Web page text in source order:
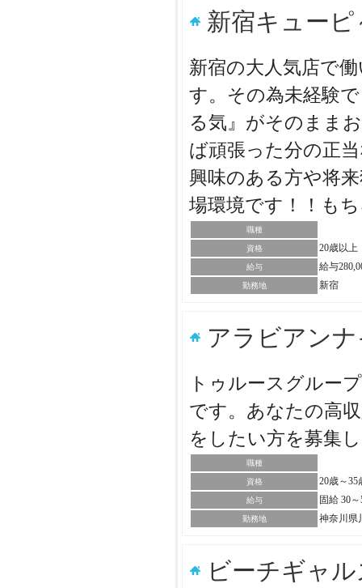
新宿キューピ
新宿の大人気店で
す。その為未経験
る気』がそのまま
ば頑張った分の正
興味のある方や将
場環境です！！も
職種
資格 20歳以上
給与 給与
勤務地 新宿
アラビアン
トゥルースグルー
です。あなたの高
をしたい方を募集
職種
資格 20歳～35
給与 固給 30
勤務地 神奈川県
ビーチギャ